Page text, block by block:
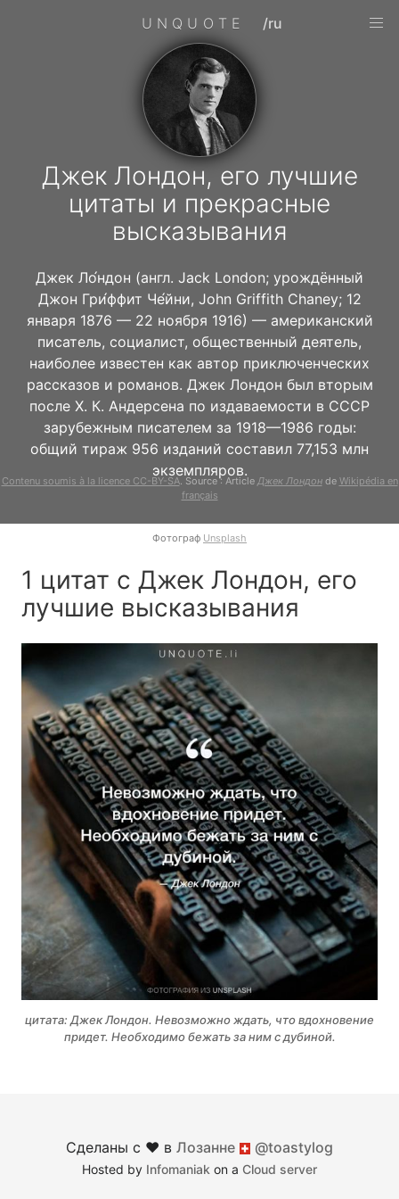
UNQUOTE /ru
Джек Лондон, его лучшие
цитаты и прекрасные
высказывания
Джек Ло́ндон (англ. Jack London; урождённый
Джон Гри́ффит Че́йни, John Griffith Chaney; 12
января 1876 — 22 ноября 1916) — американский
писатель, социалист, общественный деятель,
наиболее известен как автор приключенческих
рассказов и романов. Джек Лондон был вторым
после Х. К. Андерсена по издаваемости в СССР
зарубежным писателем за 1918—1986 годы:
общий тираж 956 изданий составил 77,153 млн
экземпляров.
Contenu soumis à la licence CC-BY-SA. Source : Article Джек Лондонde Wikipédia en
français
Фотограф Unsplash
1 цитат с Джек Лондон, его
лучшие высказывания
цитата: Джек Лондон. Невозможно ждать, что вдохновение
придет. Необходимо бежать за ним с дубиной.
Сделаны с ♥︎ в Лозанне
Швейцария @toastylog
Hosted by Infomaniak on a Cloud server